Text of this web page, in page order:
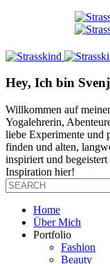
Hey, Ich bin
Willkommen auf
Yogalehrerin,
liebe Experimente und
finden und alten,
inspiriert und
Inspiration hier!
Home
Über Mich
Portfolio
Fashion
Beauty